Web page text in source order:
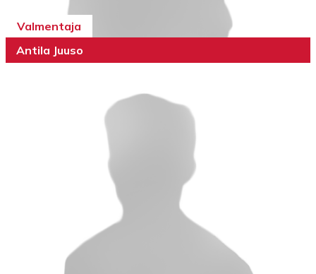
Valmentaja
Antila Juuso